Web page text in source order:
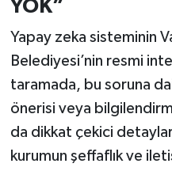
YOK”
Yapay zeka sisteminin
Belediyesi’nin resmi
taramada, bu soruna
önerisi veya
da dikkat çekici detaylar
kurumun şeffaflık ve